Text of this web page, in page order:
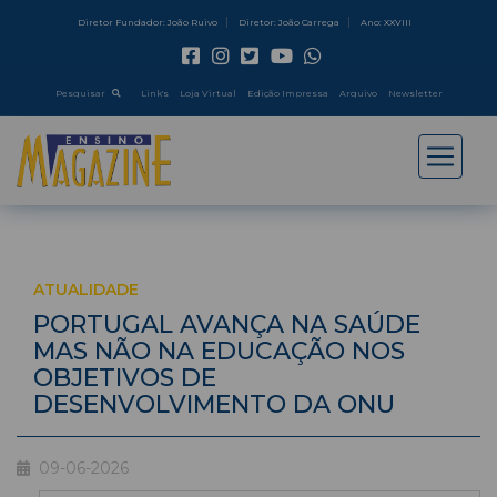
Diretor Fundador: João Ruivo Diretor: João Carrega Ano: XXVIII
Pesquisar Link's Loja Virtual Edição Impressa Arquivo Newsletter
ATUALIDADE
PORTUGAL AVANÇA NA SAÚDE
MAS NÃO NA EDUCAÇÃO NOS
OBJETIVOS DE
DESENVOLVIMENTO DA ONU
09-06-2026